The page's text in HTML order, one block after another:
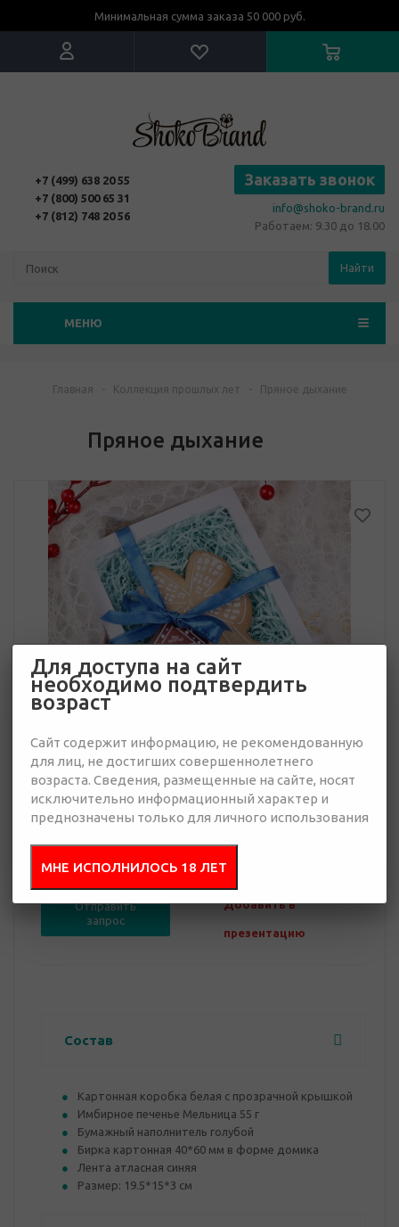
Минимальная сумма заказа 50 000 руб.
+7 (499) 638 20 55
+7 (800) 500 65 31
+7 (812) 748 20 56
Заказать звонок
info@shoko-brand.ru
Работаем: 9.30 до 18.00
Найти
МЕНЮ
Главная - Коллекция прошлых лет - Пряное дыхание
Пряное дыхание
Отправить
запрос
Добавить в
презентацию
Состав
Картонная коробка белая с прозрачной крышкой
Имбирное печенье Мельница 55 г
Бумажный наполнитель голубой
Бирка картонная 40*60 мм в форме домика
Лента атласная синяя
Размер: 19.5*15*3 см
Для доступа на сайт
необходимо подтвердить
возраст
Сайт содержит информацию, не рекомендованную
для лиц, не достигших совершеннолетнего
возраста. Сведения, размещенные на сайте, носят
исключительно информационный характер и
преднозначены только для личного использования
МНЕ ИСПОЛНИЛОСЬ 18 ЛЕТ